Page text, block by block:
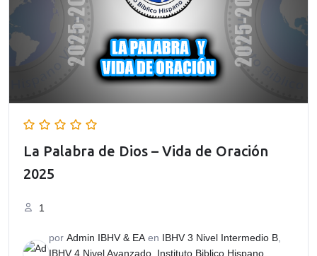
La Palabra de Dios – Vida de Oración
2025
1
por Admin IBHV & EA en IBHV 3 Nivel Intermedio B
IBHV 4 Nivel Avanzado Instituto Biblico Hispano